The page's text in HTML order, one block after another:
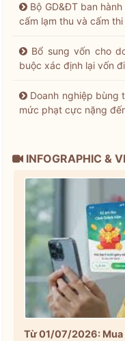
Bộ GD&ĐT ban
cấm lạm thu và cấm
Bổ sung vốn cho
buộc xác định lại vốn
Doanh nghiệp bùng
mức phạt cực nặng
INFOGRAPHIC &
Từ 01/07/2026: Mua